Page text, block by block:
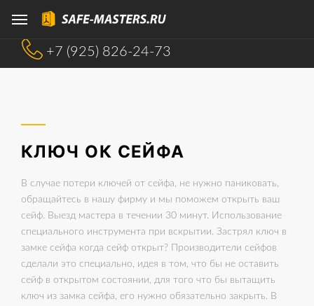
+7 (925) 826-24-73
КЛЮЧ ОК СЕЙФА
В случае потери ключей от сейфа, не нужно паниковать,
обращайтесь в нашу фирму и мы поможем открыть ваш
сейф. Выезд мастера в течении 30 минут. Использование
специального инструмента при вскрытии. Застрял ключ в
замке сейфа когда сейф открыт? Производители сейфов
сделали это специально, идея в том, что бы не оставить
сейф в открытом состоянии, для того что бы вытащить
ключ из замка сейфа, его нужно обязательно закрыть. В